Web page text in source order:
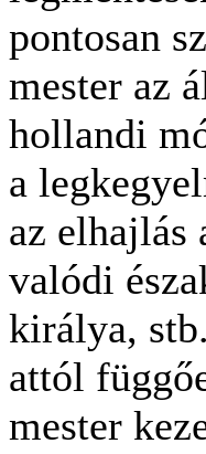
pontosan
mester az
hollandi
a
az elhajlás
valódi
királya,
attól
mester